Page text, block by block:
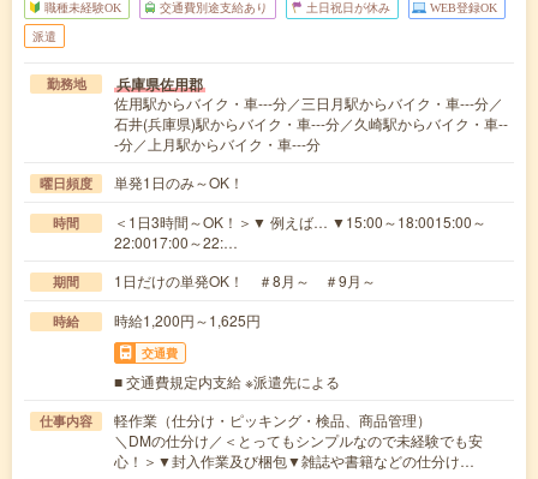
職種未経験OK 交通費別途支給あり 土日祝日が休み WEB登録OK
派遣
勤務地 兵庫県佐用郡
佐用駅からバイク・車---分／三日月駅からバイク・車---分／
石井(兵庫県)駅からバイク・車---分／久崎駅からバイク・車--
-分／上月駅からバイク・車---分
曜日頻度 単発1日のみ～OK！
時間
＜1日3時間～OK！＞▼ 例えば… ▼15:00～18:0015:00～
22:0017:00～22:…
期間 1日だけの単発OK！ ＃8月～ ＃9月～
時給 時給1,200円～1,625円
交通費
■ 交通費規定内支給 ※派遣先による
仕事内容
軽作業（仕分け・ピッキング・検品、商品管理）
＼DMの仕分け／＜とってもシンプルなので未経験でも安
心！＞▼封入作業及び梱包▼雑誌や書籍などの仕分け…